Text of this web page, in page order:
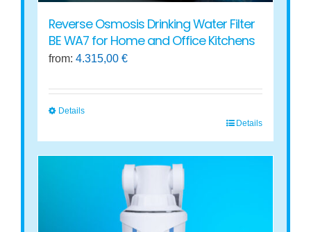
Reverse Osmosis Drinking Water Filter
BE WA7 for Home and Office Kitchens
from:4.315,00€
Details
product
Details